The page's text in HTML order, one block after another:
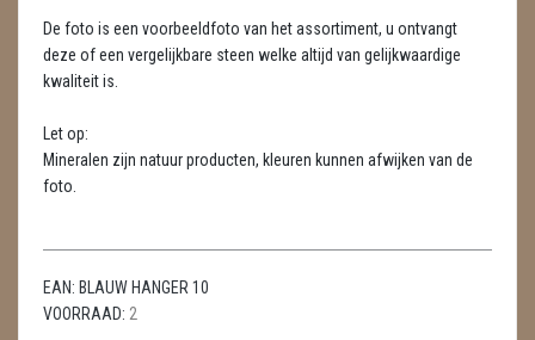
RUWE STENEN
SCHEDELS / SKULLS
SELENIET
SPECIALE STUKKEN
THEELICHTEN
De foto is een voorbeeldfoto van het assortiment, u ontvangt
deze of een vergelijkbare steen welke altijd van gelijkwaardige
kwaliteit is.
Let op:
Mineralen zijn natuur producten, kleuren kunnen afwijken van de
foto.
EAN: BLAUW HANGER 10
VOORRAAD: 2